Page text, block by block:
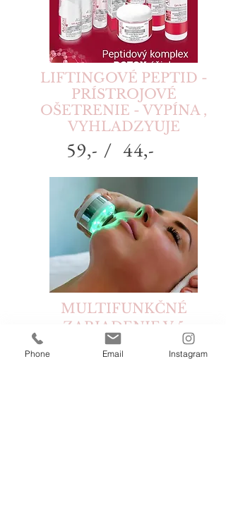
LIFTINGOVÉ PEPTID -
PRÍSTROJOVÉ
OŠETRENIE - VYPÍNA ,
VYHLADZYUJE
MULTIFUNKČNÉ
ZARIADENIE V 5
NAJÚČINEJŠÍCH
FUNKCIÁCH . ČISTENIE ,
59,- / 44,-
Phone Email Instagram